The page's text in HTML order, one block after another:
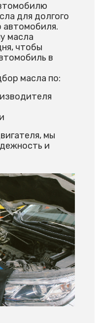
для долгого
автомобиля.
масла
чтобы
в
масла по:
мы
и